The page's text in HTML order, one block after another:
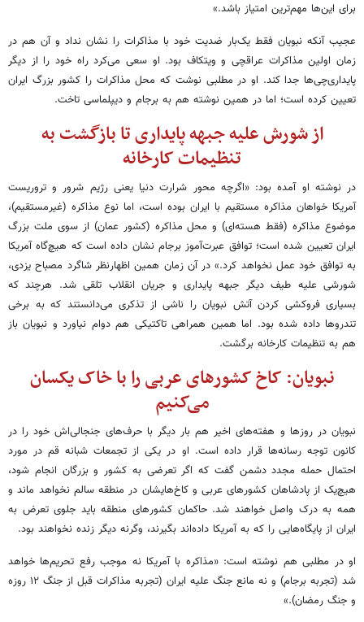
برای این‌ها مهم‌ترین امتیاز باشد.»
عجیب آنکه نبویان فقط یک‌بار ضدیت خود با مذاکرات را نشان نداد و آن هم در
زمان اولین مذاکرات عراقچی و ویتکاف بود. او سعی می‌کرد راه خود را از دیگر
پایداری‌چی‌ها جدا کند. او در مطلبی نوشت که محل مذاکرات را کشور بزرگ ایران
تعیین کرده است؛ اما در همین نوشته هم به برجام و دیپلماسی تاخت.
از شورش علیه جبهه پایداری تا بازگشت به
تنظیمات کارخانه
در نوشته او آمده بود: «اگرچه محور شرارت دنیا یعنی رژیم شرور و تروریست
آمریکا خواهان مذاکره مستقیم با ایران بوده است، اما نوع مذاکره (غیرمستقیم)،
موضوع مذاکره (فقط هسته‌ای) و محل مذاکره (کشور عمان) از سوی ملت بزرگ
ایران تعیین شده است؛ توافق عبرت‌آموز برجام نشان داده است که هیچ‌گاه آمریکا
به توافق خود عمل نخواهد کرد.» در آن زمان همین اظهارنظر شاگرد مصباح یزدی،
شورشی علیه طیف دیگر جبهه پایداری و جریان انقلاب تلقی شد. هرچند که
بسیاری فروکشی کردن آتش نبویان را ناشی از تذکری می‌دانستند که به برخی
تندروها داده شده بود. اما همین همراهی تاکتیکی هم دوام نیاورد و نبویان باز
هم به تنظیمات کارخانه برگشت.
نبویان: کاخ کشورهای عربی را با خاک یکسان
می‌کنیم
نبویان در روزها و هفته‌های اخیر هم بار دیگر با حرف‌های جنجالی‌اش خود را در
کانون توجه رسانه‌ها قرار داده است. او در یکی از تجمعات شبانه قم در مورد
احتمال حمله مجدد دشمن گفت که اگر تعرضی به کشور و بزرگان انجام شود،
هیچ‌یک از پادشاهان کشورهای عربی و کاخ‌هایشان در منطقه سالم نخواهد ماند و
همه به درک واصل خواهند شد. حاکمان کشورهای منطقه باید جلوی تعرض به
ایران از پایگاه‌هایی را که به آمریکا داده‌اند بگیرند، وگرنه دیگر زنده نخواهند بود.
او در مطلبی هم نوشته است: «مذاکره با آمریکا نه موجب رفع تحریم‌ها خواهد
شد (تجربه برجام) و نه مانع جنگ علیه ایران (تجربه مذاکرات قبل از جنگ ۱۲ روزه
و جنگ رمضان).»